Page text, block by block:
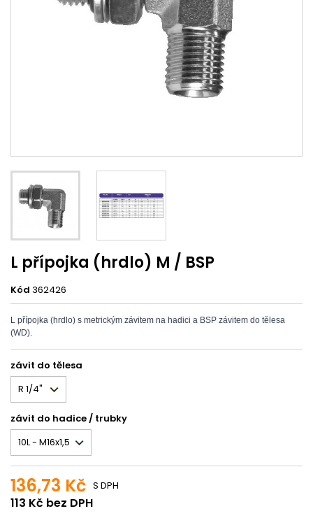
L přípojka (hrdlo) M / BSP
Kód 362426
L přípojka (hrdlo) s metrickým závitem na hadici a BSP závitem do tělesa
(WD).
závit do tělesa
závit do hadice / trubky
136,73 Kč
113 Kč bez DPH
S DPH